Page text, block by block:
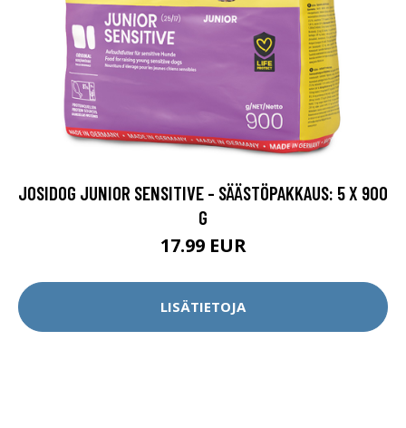
JOSIDOG JUNIOR SENSITIVE - SÄÄSTÖPAKKAUS: 5 X 900
G
17.99 EUR
LISÄTIETOJA